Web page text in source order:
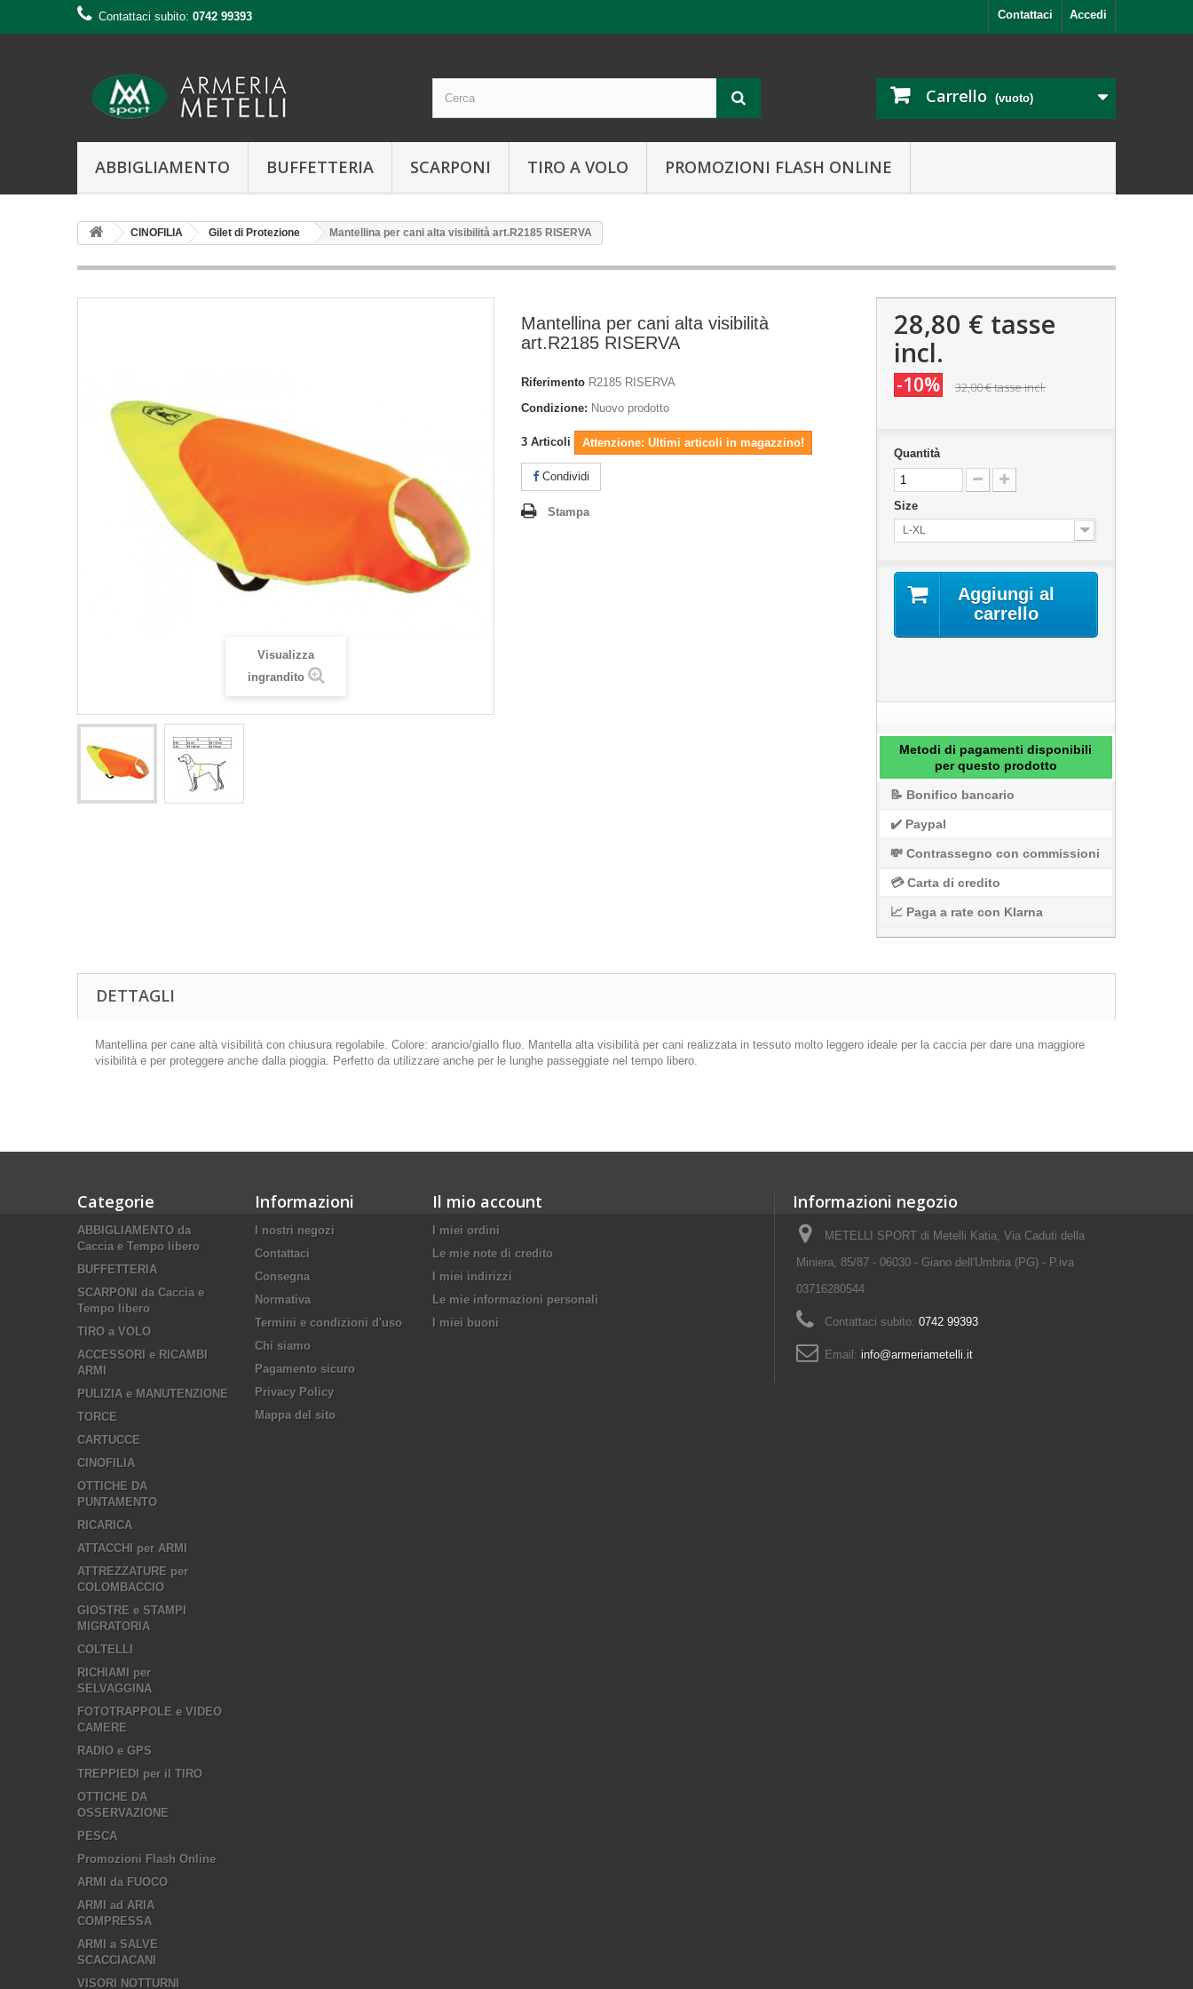
Accedi
Contattaci
Contattaci subito: 0742 99393
Carrello (vuoto)
ABBIGLIAMENTO BUFFETTERIA SCARPONI TIRO A VOLO PROMOZIONI FLASH ONLINE
CINOFILIA Gilet di Protezione Mantellina per cani alta visibilità art.R2185 RISERVA
Visualizza
ingrandito
Mantellina per cani alta visibilità
art.R2185 RISERVA
Riferimento R2185 RISERVA
Condizione: Nuovo prodotto
3 Articoli Attenzione: Ultimi articoli in magazzino!
Condividi
Stampa
28,80 € tasse
incl.
-10% 32,00 €tasse incl.
Quantità
Size
L-XL
Aggiungi al
carrello
Metodi di pagamenti disponibili
per questo prodotto
📝 Bonifico bancario
✔️ Paypal
💸 Contrassegno con commissioni
💳 Carta di credito
📈 Paga a rate con Klarna
DETTAGLI
Mantellina per cane altà visibilità con chiusura regolabile. Colore: arancio/giallo fluo. Mantella alta visibilità per cani realizzata in tessuto molto leggero ideale per la caccia per dare una maggiore
visibilità e per proteggere anche dalla pioggia. Perfetto da utilizzare anche per le lunghe passeggiate nel tempo libero.
Categorie
ABBIGLIAMENTO da
Caccia e Tempo libero
BUFFETTERIA
SCARPONI da Caccia e
Tempo libero
TIRO a VOLO
ACCESSORI e RICAMBI
ARMI
PULIZIA e MANUTENZIONE
TORCE
CARTUCCE
CINOFILIA
OTTICHE DA
PUNTAMENTO
RICARICA
ATTACCHI per ARMI
ATTREZZATURE per
COLOMBACCIO
GIOSTRE e STAMPI
MIGRATORIA
COLTELLI
RICHIAMI per
SELVAGGINA
FOTOTRAPPOLE e VIDEO
CAMERE
RADIO e GPS
TREPPIEDI per il TIRO
OTTICHE DA
OSSERVAZIONE
PESCA
Promozioni Flash Online
ARMI da FUOCO
ARMI ad ARIA
COMPRESSA
ARMI a SALVE
SCACCIACANI
VISORI NOTTURNI
Informazioni
I nostri negozi
Contattaci
Consegna
Normativa
Termini e condizioni d'uso
Chi siamo
Pagamento sicuro
Privacy Policy
Mappa del sito
Il mio account
I miei ordini
Le mie note di credito
I miei indirizzi
Le mie informazioni personali
I miei buoni
Informazioni negozio
METELLI SPORT di Metelli Katia, Via Caduti della
Miniera, 85/87 - 06030 - Giano dell'Umbria (PG) - P.iva
03716280544
Contattaci subito: 0742 99393
Email: info@armeriametelli.it